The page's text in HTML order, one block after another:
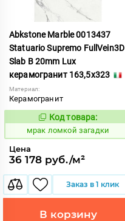
Abkstone Marble 0013437
Statuario Supremo FullVein3D
Slab B 20mm Lux
керамогранит 163,5x323
Материал:
Керамогранит
1052902
Код товара:
мрак ломкой загадки
Цена
36 178 руб./м²
Заказ в 1 клик
В корзину